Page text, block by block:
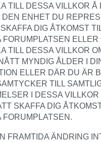
TILL DESSA VILLKOR Å
DEN ENHET DU
DIG ÅTKOMST
FORUMPLATSEN ELLER
TILL DESSA VILLKOR
MYNDIG ÅLDER I
ELLER DÄR DU ÄR
TILL
I DESSA
SKAFFA DIG
FORUMPLATSEN.
FRAMTIDA ÄNDRING